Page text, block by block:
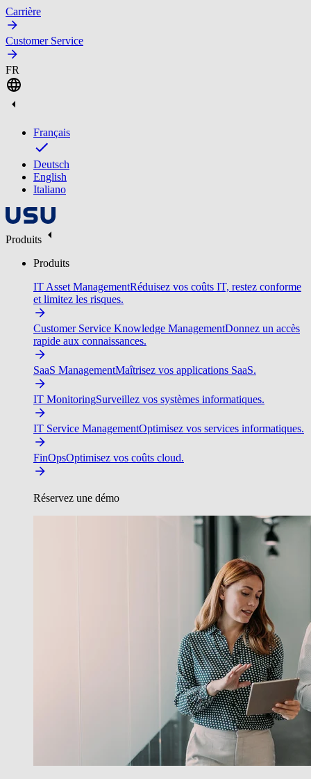
Carrière
Customer Service
FR
Français
Deutsch
English
Italiano
Produits
Produits
IT Asset ManagementRéduisez vos coûts IT, restez conforme
et limitez les risques.
Customer Service Knowledge ManagementDonnez un accès
rapide aux connaissances.
SaaS ManagementMaîtrisez vos applications SaaS.
IT MonitoringSurveillez vos systèmes informatiques.
IT Service ManagementOptimisez vos services informatiques.
FinOpsOptimisez vos coûts cloud.
Réservez une démo